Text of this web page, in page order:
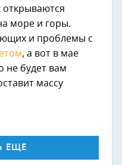
открываются
море и горы.
и проблемы с
, а вот в мае
не будет вам
массу
ЕЩЕ